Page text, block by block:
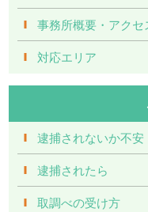
事務所概要・アクセ
対応エリア
逮捕されないか不安
逮捕されたら
取調べの受け方